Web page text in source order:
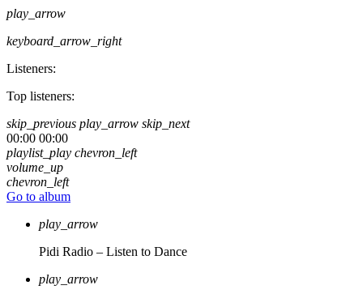
play_arrow
keyboard_arrow_right
Listeners:
Top listeners:
skip_previous play_arrow skip_next
00:00 00:00
playlist_play chevron_left
volume_up
chevron_left
Go to album
play_arrow
Pidi Radio – Listen to Dance
play_arrow